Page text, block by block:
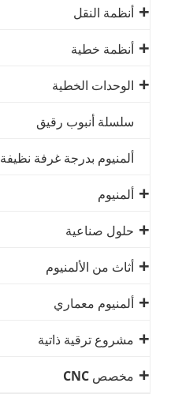
أنظمة النقل
أنظمة خطية
الوحدات الخطية
سلسلة أنبوب رقيق
ألمنيوم بدرجة غرفة نظيفة
ألمنيوم
حلول صناعية
أثاث من الألمنيوم
ألمنيوم معماري
مشروع ترقية ذاتية
مخصص CNC